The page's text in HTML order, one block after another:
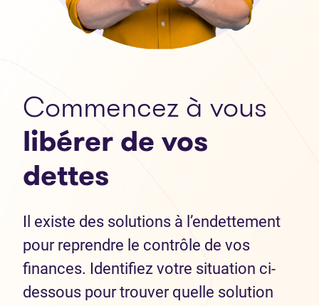
Commencez à vous
libérer de vos
dettes
Il existe des solutions à l’endettement
pour reprendre le contrôle de vos
finances. Identifiez votre situation ci-
dessous pour trouver quelle solution